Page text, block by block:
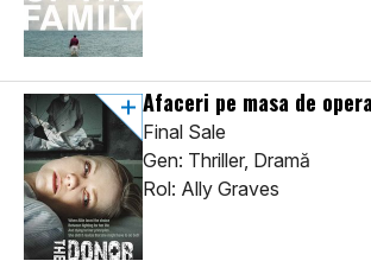
Afaceri pe masa de
Final Sale
Gen: Thriller, Dramă
Rol: Ally Graves